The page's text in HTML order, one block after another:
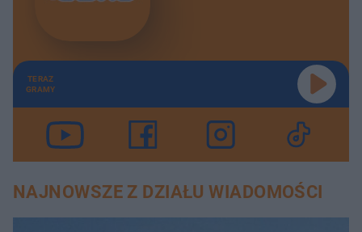
TERAZ
GRAMY
NAJNOWSZE Z DZIAŁU WIADOMOŚCI